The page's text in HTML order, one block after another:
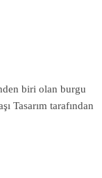
biri olan burgu
Tasarım tarafından